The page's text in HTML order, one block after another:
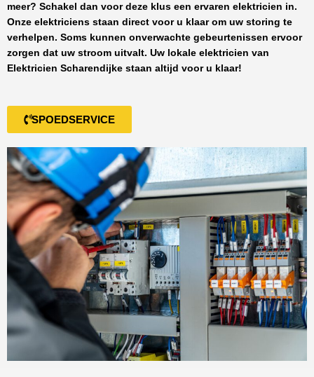
meer? Schakel dan voor deze klus een ervaren elektricien in.
Onze elektriciens staan direct voor u klaar om uw storing te
verhelpen. Soms kunnen onverwachte gebeurtenissen ervoor
zorgen dat uw stroom uitvalt. Uw lokale elektricien van
Elektricien Scharendijke staan altijd voor u klaar!
SPOEDSERVICE